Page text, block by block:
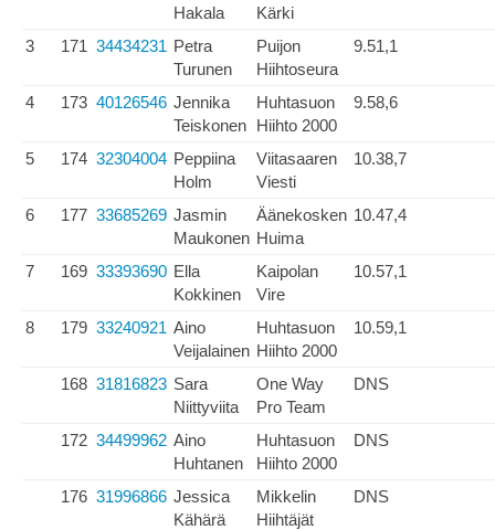
Hakala
Kärki
3 171 34434231 Petra
Turunen
Puijon
Hiihtoseura
9.51,1
4 173 40126546 Jennika
Teiskonen
Huhtasuon
Hiihto 2000
9.58,6
5 174 32304004 Peppiina
Holm
Viitasaaren
Viesti
10.38,7
6 177 33685269 Jasmin
Maukonen
Äänekosken
Huima
10.47,4
7 169 33393690 Ella
Kokkinen
Kaipolan
Vire
10.57,1
8 179 33240921 Aino
Veijalainen
Huhtasuon
Hiihto 2000
10.59,1
168 31816823 Sara
Niittyviita
One Way
Pro Team
DNS
172 34499962 Aino
Huhtanen
Huhtasuon
Hiihto 2000
DNS
176 31996866 Jessica
Kähärä
Mikkelin
Hiihtäjät
DNS